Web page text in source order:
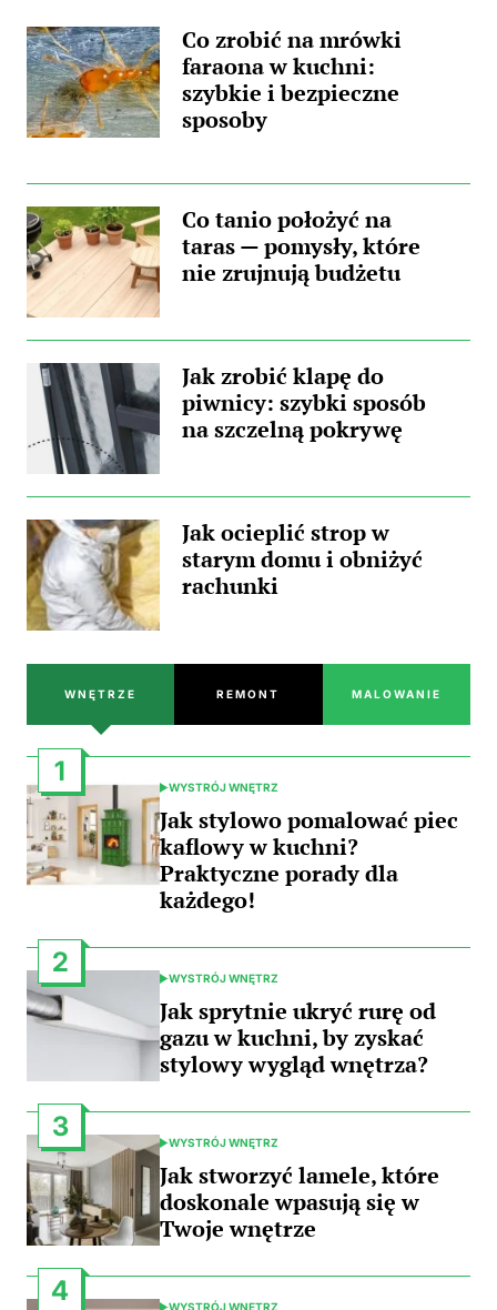
nieprzyjemna towarzyszka? Główną
przyczyną...
Co zrobić na mrówki
faraona w kuchni:
szybkie i bezpieczne
sposoby
Co tanio położyć na
taras — pomysły, które
nie zrujnują budżetu
Jak zrobić klapę do
piwnicy: szybki sposób
na szczelną pokrywę
Jak ocieplić strop w
starym domu i obniżyć
rachunki
WNĘTRZE REMONT MALOWANIE
1
POSTED
IN
WYSTRÓJ WNĘTRZ
Jak stylowo pomalować piec
kaflowy w kuchni?
Praktyczne porady dla
każdego!
2
POSTED
IN
WYSTRÓJ WNĘTRZ
Jak sprytnie ukryć rurę od
gazu w kuchni, by zyskać
stylowy wygląd wnętrza?
3
POSTED
IN
WYSTRÓJ WNĘTRZ
Jak stworzyć lamele, które
doskonale wpasują się w
Twoje wnętrze
4 WYSTRÓJ WNĘTRZ